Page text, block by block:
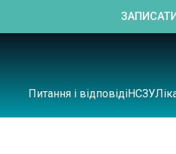
Питання і відповідіНСЗУ